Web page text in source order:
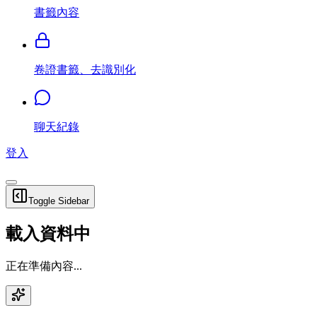
書籤內容
卷證書籤、去識別化
聊天紀錄
登入
Toggle Sidebar
載入資料中
正在準備內容...